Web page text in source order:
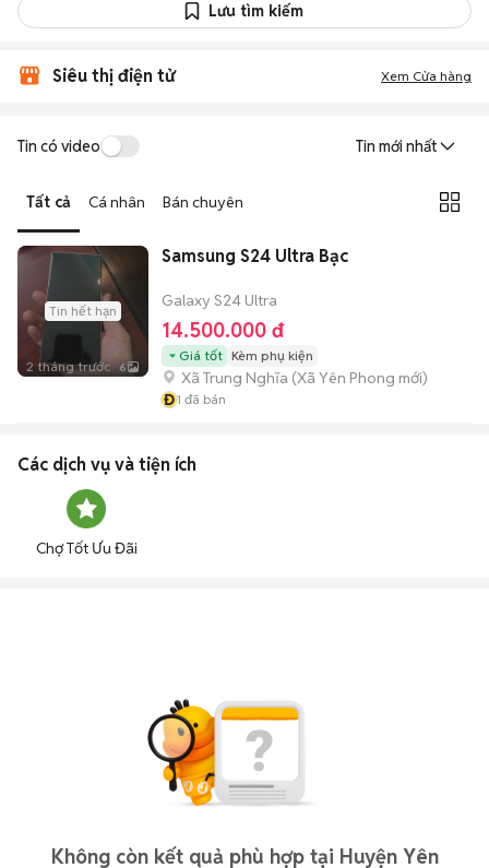
Nguồn cung phong phú: Dễ dàng tìm thấySamsung
Galaxy S24 Ultra ở
sắc.
tin đăng.
Mua bán linh hoạt: Hai bên có thể chủ động thỏa thuận giá cả và
địa điểm giao nhận, chốt giao dịch nhanh chóng khi đạt được
tiếng nói chung.
Lưu tìm kiếm
Siêu thị điện tử Xem Cửa hàng
Tin có video Tin mới nhất
Tất cả Cá nhân Bán chuyên
Tin hết hạn
2 tháng trước 6
Samsung S24 Ultra Bạc
Galaxy S24 Ultra
14.500.000 đ
Giá tốt Kèm phụ kiện
Xã Trung Nghĩa (Xã Yên Phong mới)
Đ1 đã bán
Các dịch vụ và tiện ích
Chợ Tốt Ưu Đãi
Không còn kết quả phù hợp tại Huyện Yên